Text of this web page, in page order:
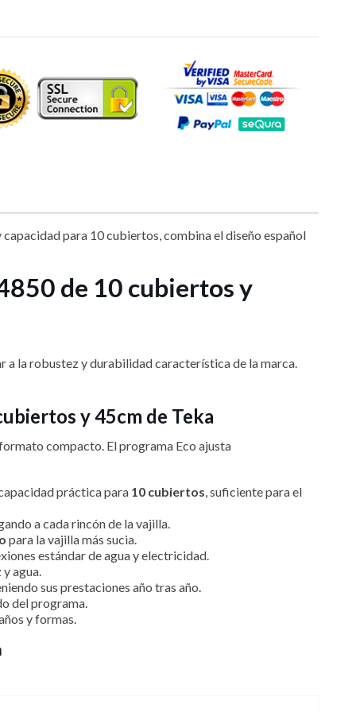
para 10 cubiertos, combina el diseño español
de 10 cubiertos y
a la robustez y durabilidad característica de la marca.
y 45cm de Teka
compacto. El programa Eco ajusta
práctica para 10 cubiertos , suficiente para el
a cada rincón de la vajilla.
para la vajilla más sucia.
estándar de agua y electricidad.
agua.
sus prestaciones año tras año.
del programa.
y formas.